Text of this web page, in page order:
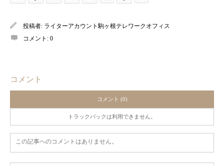
投稿者: ライターアカウント駒ヶ根テレワークオフィス
コメント: 0
コメント
コメント (0)
トラックバックは利用できません。
この記事へのコメントはありません。